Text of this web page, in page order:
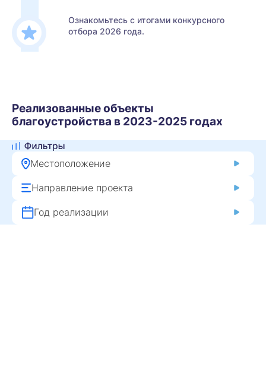
Ознакомьтесь с итогами конкурсного
отбора 2026 года.
Реализованные объекты
благоустройства в 2023-2025 годах
Местоположение
Направление проекта
Год реализации